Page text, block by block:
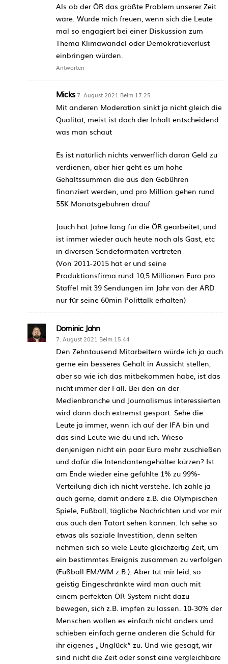
Als ob der ÖR das größte Problem unserer Zeit
wäre. Würde mich freuen, wenn sich die Leute
mal so engagiert bei einer Diskussion zum
Thema Klimawandel oder Demokratieverlust
einbringen würden.
Antworten
Micks 7. August 2021 Beim 17:25
Mit anderen Moderation sinkt ja nicht gleich die
Qualität, meist ist doch der Inhalt entscheidend
was man schaut
Es ist natürlich nichts verwerflich daran Geld zu
verdienen, aber hier geht es um hohe
Gehaltssummen die aus den Gebühren
finanziert werden, und pro Million gehen rund
55K Monatsgebühren drauf
Jauch hat Jahre lang für die ÖR gearbeitet, und
ist immer wieder auch heute noch als Gast, etc
in diversen Sendeformaten vertreten
(Von 2011-2015 hat er und seine
Produktionsfirma rund 10,5 Millionen Euro pro
Staffel mit 39 Sendungen im Jahr von der ARD
nur für seine 60min Polittalk erhalten)
Dominic Jahn
7. August 2021 Beim 15:44
Den Zehntausend Mitarbeitern würde ich ja auch
gerne ein besseres Gehalt in Aussicht stellen,
aber so wie ich das mitbekommen habe, ist das
nicht immer der Fall. Bei den an der
Medienbranche und Journalismus interessierten
wird dann doch extremst gespart. Sehe die
Leute ja immer, wenn ich auf der IFA bin und
das sind Leute wie du und ich. Wieso
denjenigen nicht ein paar Euro mehr zuschießen
und dafür die Intendantengehälter kürzen? Ist
am Ende wieder eine gefühlte 1% zu 99%-
Verteilung dich ich nicht verstehe. Ich zahle ja
auch gerne, damit andere z.B. die Olympischen
Spiele, Fußball, tägliche Nachrichten und vor mir
aus auch den Tatort sehen können. Ich sehe so
etwas als soziale Investition, denn selten
nehmen sich so viele Leute gleichzeitig Zeit, um
ein bestimmtes Ereignis zusammen zu verfolgen
(Fußball EM/WM z.B.). Aber tut mir leid, so
geistig Eingeschränkte wird man auch mit
einem perfekten ÖR-System nicht dazu
bewegen, sich z.B. impfen zu lassen. 10-30% der
Menschen wollen es einfach nicht anders und
schieben einfach gerne anderen die Schuld für
ihr eigenes „Unglück“ zu. Und wie gesagt, wir
sind nicht die Zeit oder sonst eine vergleichbare